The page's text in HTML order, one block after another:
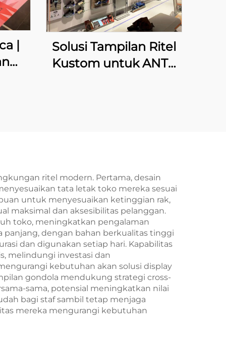
|
Solusi Tampilan Ritel
Kustom untuk ANTA
ritel modern. Pertama, desain
tata letak toko mereka sesuai
untuk menyesuaikan ketinggian rak,
maksimal dan aksesibilitas pelanggan.
toko, meningkatkan pengalaman
panjang, dengan bahan berkualitas tinggi
dan digunakan setiap hari. Kapabilitas
melindungi investasi dan
kebutuhan akan solusi display
gondola mendukung strategi cross-
sama, potensial meningkatkan nilai
bagi staf sambil tetap menjaga
mereka mengurangi kebutuhan